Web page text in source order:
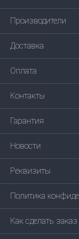
Производители
Доставка
Оплата
Контакты
Гарантия
Новости
Реквизиты
Политика
Как сделать заказ